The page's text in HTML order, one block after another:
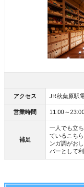
アクセス JR秋葉原駅
営業時間 11:00～
補足
一人でも立
ているこち
ンガ調がお
バーとして